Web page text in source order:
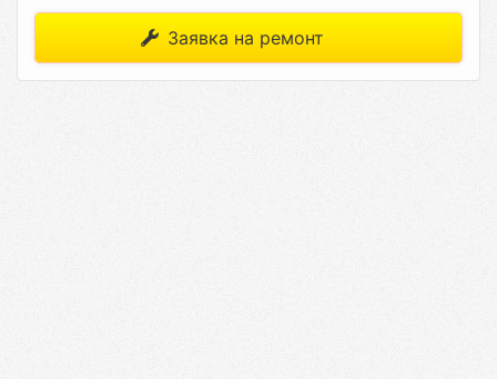
Заявка на ремонт